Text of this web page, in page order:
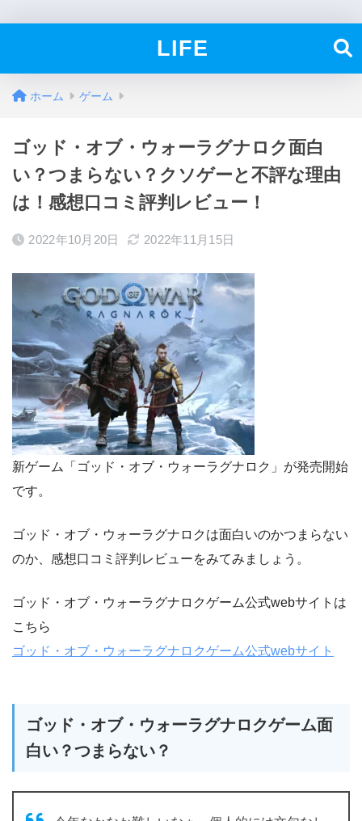
LIFE
ホーム ゲーム
ゴッド・オブ・ウォーラグナロク面白
い？つまらない？クソゲーと不評な理由
は！感想口コミ評判レビュー！
2022年10月20日 2022年11月15日
新ゲーム「ゴッド・オブ・ウォーラグナロク」が発売開始
です。
ゴッド・オブ・ウォーラグナロクは面白いのかつまらない
のか、感想口コミ評判レビューをみてみましょう。
ゴッド・オブ・ウォーラグナロクゲーム公式webサイトは
こちら
ゴッド・オブ・ウォーラグナロクゲーム公式webサイト
ゴッド・オブ・ウォーラグナロクゲーム面
白い？つまらない？